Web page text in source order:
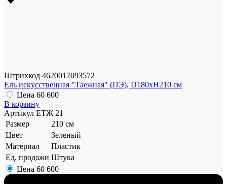
Штрихкод 4620017093572
Ель искусственная "Таежная" (ПЭ), D180xH210 см
Цена 60 600
В корзину
Артикул ЕТЖ 21
Размер
210 см
Цвет
Зеленый
Материал
Пластик
Ед. продажи Штука
Цена 60 600